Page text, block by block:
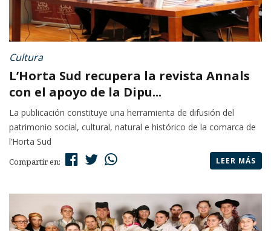
Cultura
L’Horta Sud recupera la revista Annals
con el apoyo de la Dipu...
La publicación constituye una herramienta de difusión del
patrimonio social, cultural, natural e histórico de la comarca de
l’Horta Sud
Compartir en: LEER MÁS